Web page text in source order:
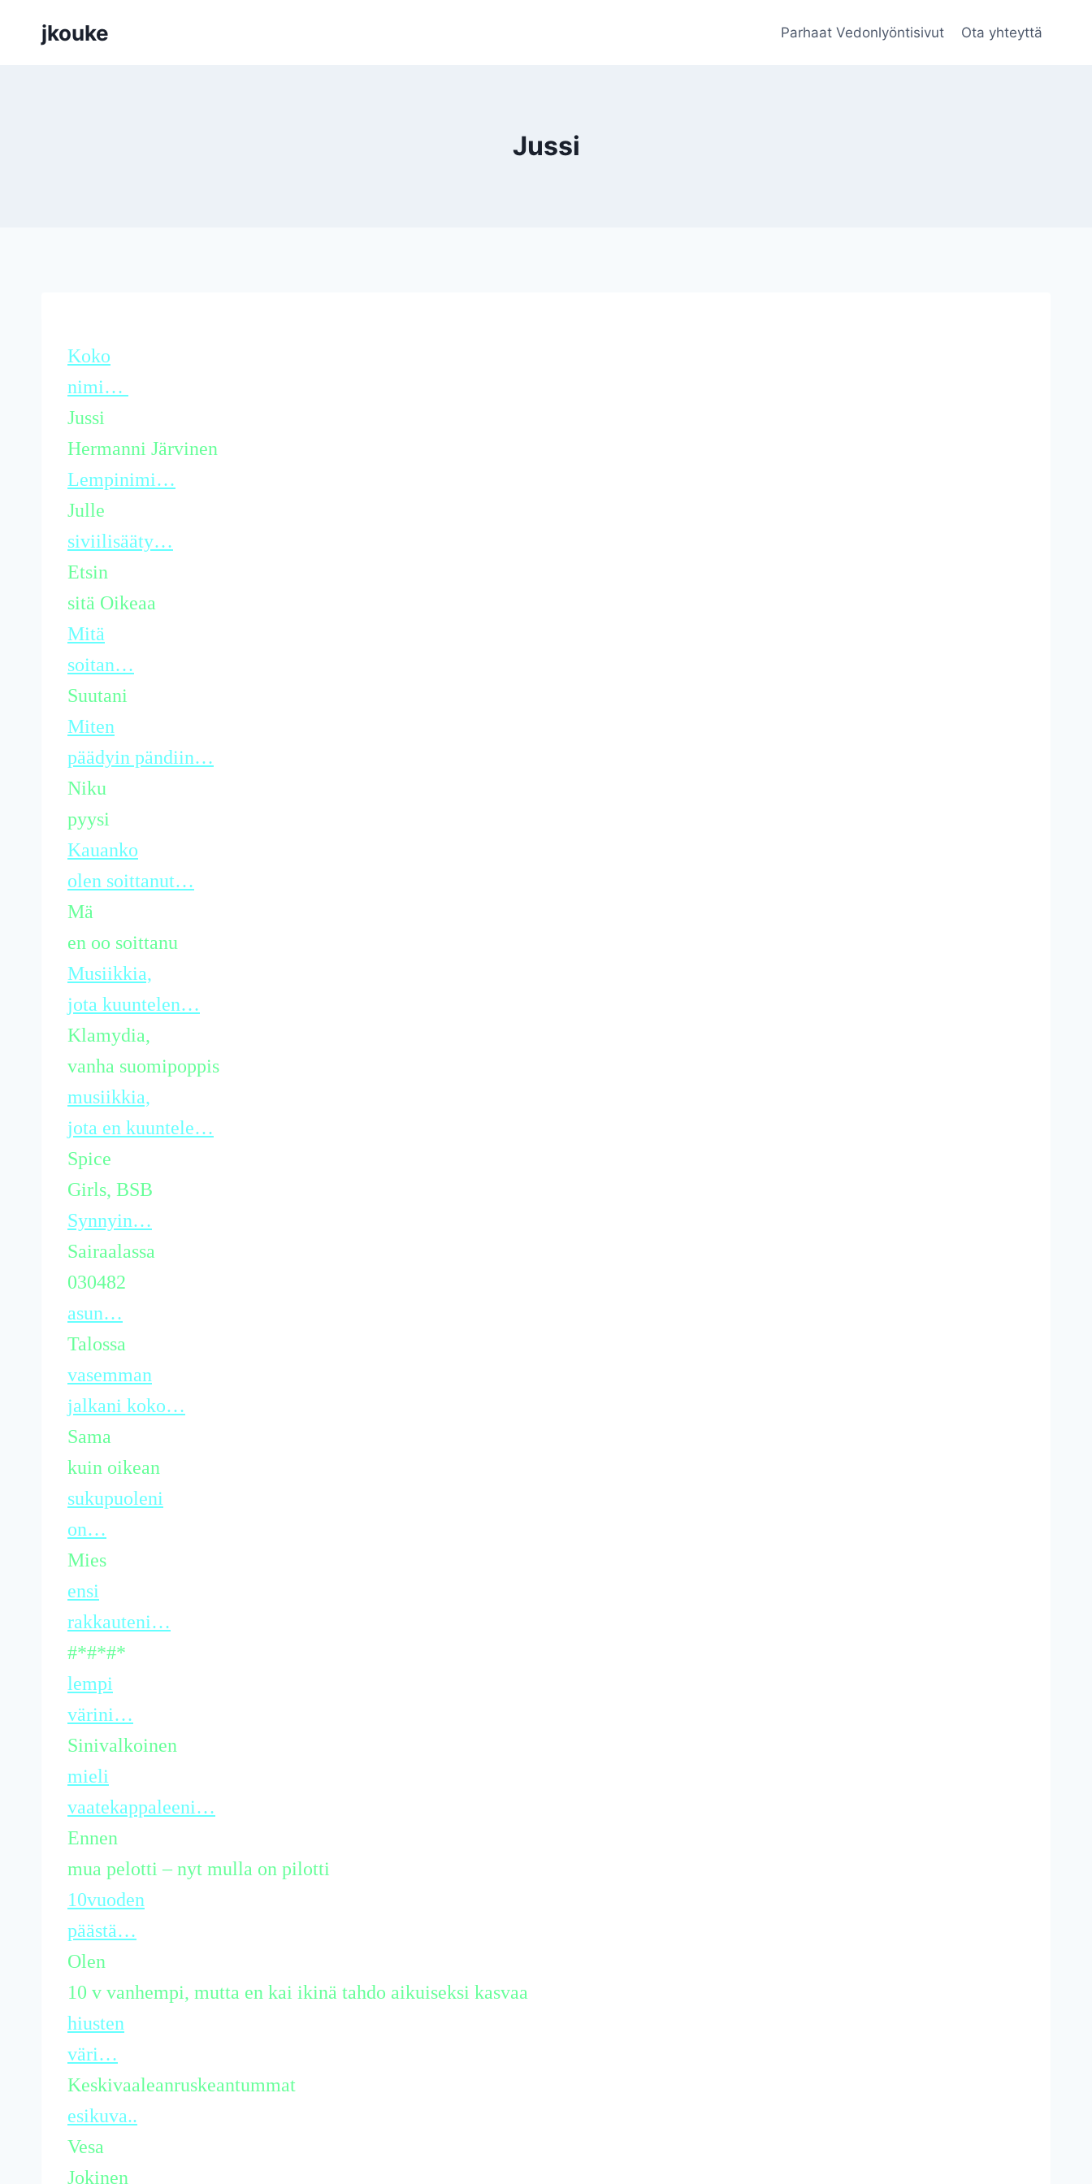
sisältöönjkouke Parhaat Vedonlyöntisivut Ota yhteyttä
Jussi
Koko
nimi…
Jussi
Hermanni Järvinen
Lempinimi…
Julle
siviilisääty…
Etsin
sitä Oikeaa
Mitä
soitan…
Suutani
Miten
päädyin pändiin…
Niku
pyysi
Kauanko
olen soittanut…
Mä
en oo soittanu
Musiikkia,
jota kuuntelen…
Klamydia,
vanha suomipoppis
musiikkia,
jota en kuuntele…
Spice
Girls, BSB
Synnyin…
Sairaalassa
030482
asun…
Talossa
vasemman
jalkani koko…
Sama
kuin oikean
sukupuoleni
on…
Mies
ensi
rakkauteni…
#*#*#*
lempi
värini…
Sinivalkoinen
mieli
vaatekappaleeni…
Ennen
mua pelotti – nyt mulla on pilotti
10vuoden
päästä…
Olen
10 v vanhempi, mutta en kai ikinä tahdo aikuiseksi kasvaa
hiusten
väri…
Keskivaaleanruskeantummat
esikuva..
Vesa
Jokinen